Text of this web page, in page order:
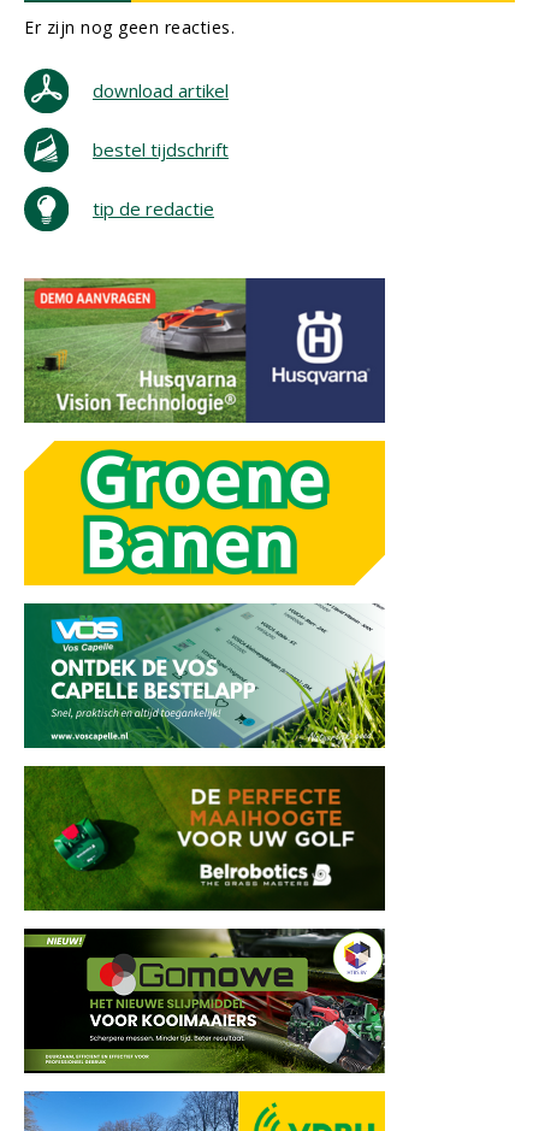
Er zijn nog geen reacties.
download artikel
bestel tijdschrift
tip de redactie